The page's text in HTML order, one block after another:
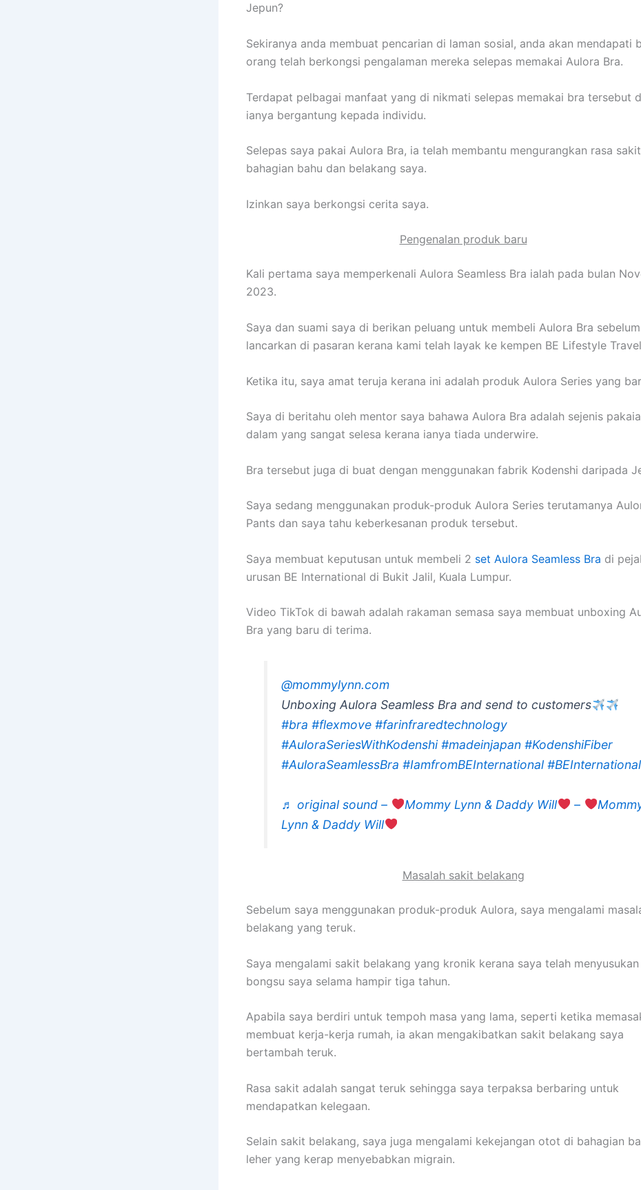
Jepun?
Sekiranya anda membuat pencarian di laman sosial, anda akan mendapati
orang telah berkongsi pengalaman mereka selepas memakai Aulora Bra.
Terdapat pelbagai manfaat yang di nikmati selepas memakai bra tersebut
ianya bergantung kepada individu.
Selepas saya pakai Aulora Bra, ia telah membantu mengurangkan rasa
bahagian bahu dan belakang saya.
Izinkan saya berkongsi cerita saya.
Pengenalan produk baru
Kali pertama saya memperkenali Aulora Seamless Bra ialah pada bulan
2023.
Saya dan suami saya di berikan peluang untuk membeli Aulora Bra
lancarkan di pasaran kerana kami telah layak ke kempen BE Lifestyle
Ketika itu, saya amat teruja kerana ini adalah produk Aulora Series yang
Saya di beritahu oleh mentor saya bahawa Aulora Bra adalah sejenis
dalam yang sangat selesa kerana ianya tiada underwire.
Bra tersebut juga di buat dengan menggunakan fabrik Kodenshi daripada
Saya sedang menggunakan produk-produk Aulora Series terutamanya
Pants dan saya tahu keberkesanan produk tersebut.
Saya membuat keputusan untuk membeli 2 set Aulora Seamless Bra di
urusan BE International di Bukit Jalil, Kuala Lumpur.
Video TikTok di bawah adalah rakaman semasa saya membuat unboxing
Bra yang baru di terima.
@mommylynn.com
Unboxing Aulora Seamless Bra and send to customers
#bra #flexmove #farinfraredtechnology
#AuloraSeriesWithKodenshi #madeinjapan #KodenshiFiber
#AuloraSeamlessBra #IamfromBEInternational #BEInternational
♬ original sound – Mommy Lynn & Daddy Will –
Lynn & Daddy Will
Masalah sakit belakang
Sebelum saya menggunakan produk-produk Aulora, saya mengalami
belakang yang teruk.
Saya mengalami sakit belakang yang kronik kerana saya telah menyusukan
bongsu saya selama hampir tiga tahun.
Apabila saya berdiri untuk tempoh masa yang lama, seperti ketika
membuat kerja-kerja rumah, ia akan mengakibatkan sakit belakang saya
bertambah teruk.
Rasa sakit adalah sangat teruk sehingga saya terpaksa berbaring untuk
mendapatkan kelegaan.
Selain sakit belakang, saya juga mengalami kekejangan otot di bahagian
leher yang kerap menyebabkan migrain.